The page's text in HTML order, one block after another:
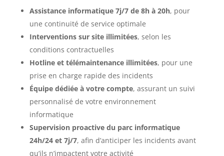
Assistance informatique 7j/7 de 8h à 20h, pour
une continuité de service optimale
Interventions sur site illimitées, selon les
conditions contractuelles
Hotline et télémaintenance illimitées, pour une
prise en charge rapide des incidents
Équipe dédiée à votre compte, assurant un suivi
personnalisé de votre environnement
informatique
Supervision proactive du parc informatique
24h/24 et 7j/7, afin d’anticiper les incidents avant
qu’ils n’impactent votre activité